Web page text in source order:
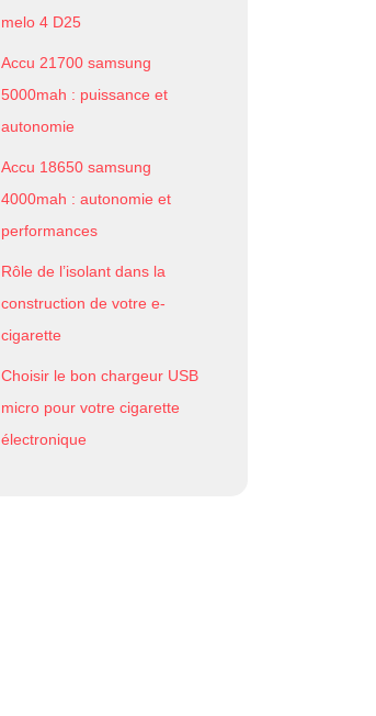
melo 4 D25
Accu 21700 samsung
5000mah : puissance et
autonomie
Accu 18650 samsung
4000mah : autonomie et
performances
Rôle de l’isolant dans la
construction de votre e-
cigarette
Choisir le bon chargeur USB
micro pour votre cigarette
électronique